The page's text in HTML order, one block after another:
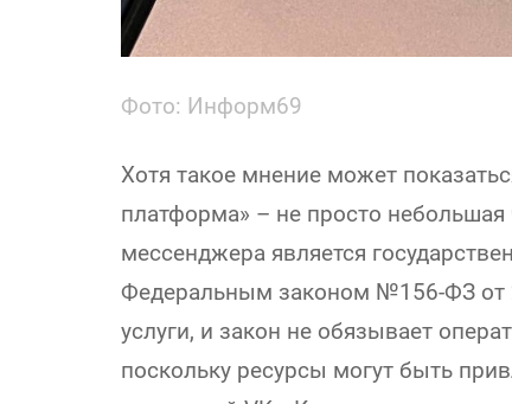
Фото: Информ69
Хотя такое мнение может
платформа» – не просто
мессенджера является
Федеральным законом №156-ФЗ от
услуги, и закон не обязывает
поскольку ресурсы могут быть